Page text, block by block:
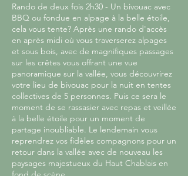
Rando de deux fois 2h30 - Un bivouac avec
BBQ ou fondue en alpage à la belle étoile,
cela vous tente? Après une rando d'accès
en après midi où vous traverserez alpages
et sous bois, avec de magnifiques passages
sur les crêtes vous offrant une vue
panoramique sur la vallée, vous découvrirez
votre lieu de bivouac pour la nuit en tentes
collectives de 5 personnes. Puis ce sera le
moment de se rassasier avec repas et veillée
à la belle étoile pour un moment de
partage inoubliable. Le lendemain vous
reprendrez vos fidèles compagnons pour un
retour dans la vallée avec de nouveau les
paysages majestueux du Haut Chablais en